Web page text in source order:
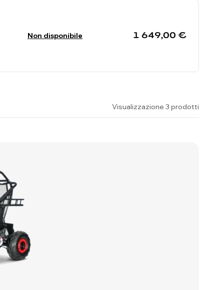
1 649,00 €
Non disponibile
Visualizzazione 3 prodotti